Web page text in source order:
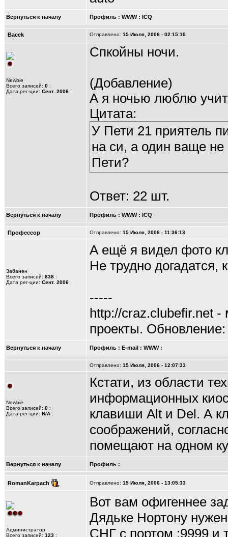
Вернуться к началу Профиль : WWW: ICQ
Bacek Отправлено: 15 Июля, 2006 - 02:15:10
Newbie
Всего записей: 0 :
Дата рег-ции: Сент. 2006 :
Спкойны ночи.
(Добавление)
А я ночью люблю
Цитата:
У Пети 21 приятель
на си, а один ваще не
Пети?
Ответ: 22 шт.
Вернуться к началу Профиль : WWW: ICQ
Профессор Отправлено: 15 Июля, 2006 - 11:36:13
Забанен
Всего записей: 838 :
Дата рег-ции: Сент. 2006 :
А ещё я видел фото
Не трудно догадатся,
-----
http://craz.clubefir.net -
проекты.
Вернуться к началу Профиль : E-mail : WWW:
Отправлено: 15 Июля, 2006 - 12:07:33
Newbie
Всего записей: 0 :
Дата рег-ции: N/A :
Кстати, из области
информационных
клавиши Alt и Del. А
соображений,
помещают на одном
Вернуться к началу Профиль :
RomanKarpach Отправлено: 15 Июля, 2006 - 13:05:33
Администратор
Всего записей: 123 :
Вот вам офигеннее
Дядьке Нортону
СНГ с портом :9999 и